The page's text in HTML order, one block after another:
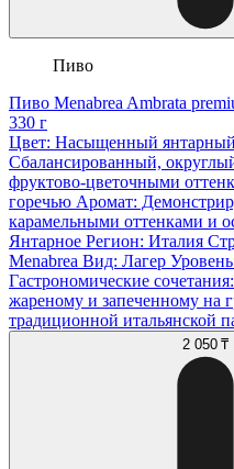
Пиво
Пиво Menabrea Ambrata
330 г
Цвет: Насыщенный
Сбалансированный,
фруктово-цветочными
горечью Аромат:
карамельными оттенками и
Янтарное Регион: Италия
Menabrea Вид: Лагер
Гастрономические
жареному и запеченному на
традиционной итальянской
2 050 ₸